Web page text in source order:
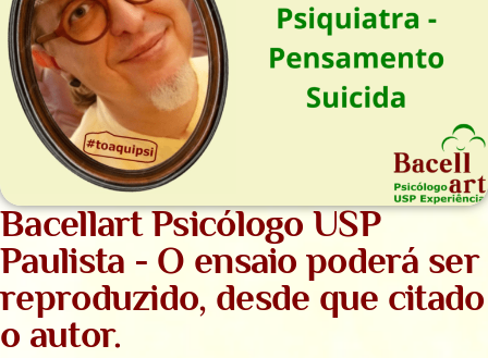
Bacellart Psicólogo USP
Paulista - O ensaio poderá ser
reproduzido, desde que citado
o autor.